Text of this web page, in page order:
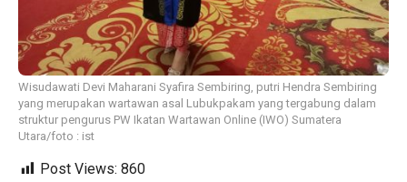
Wisudawati Devi Maharani Syafira Sembiring, putri Hendra Sembiring
yang merupakan wartawan asal Lubukpakam yang tergabung dalam
struktur pengurus PW Ikatan Wartawan Online (IWO) Sumatera
Utara/foto : ist
Post Views: 860